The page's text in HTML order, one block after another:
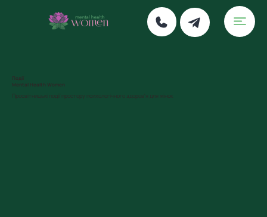
Події
Mental Health Women
Просвітницькі події простору психологічного здоров'я для жінок